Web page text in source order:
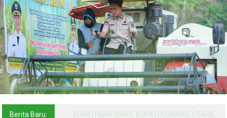
Berita Baru:
BUPATI DAN WAKIL BUPATI KONAWE UTARA